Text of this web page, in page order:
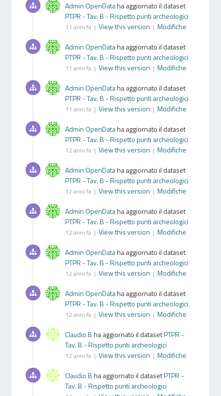
Admin OpenDataha aggiornato il dataset
PTPR - Tav. B - Rispetto punti archeologici
11 anni fa | View this version | Modifiche
Admin OpenDataha aggiornato il dataset
PTPR - Tav. B - Rispetto punti archeologici
11 anni fa | View this version | Modifiche
Admin OpenDataha aggiornato il dataset
PTPR - Tav. B - Rispetto punti archeologici
11 anni fa | View this version | Modifiche
Admin OpenDataha aggiornato il dataset
PTPR - Tav. B - Rispetto punti archeologici
12 anni fa | View this version | Modifiche
Admin OpenDataha aggiornato il dataset
PTPR - Tav. B - Rispetto punti archeologici
12 anni fa | View this version | Modifiche
Admin OpenDataha aggiornato il dataset
PTPR - Tav. B - Rispetto punti archeologici
12 anni fa | View this version | Modifiche
Admin OpenDataha aggiornato il dataset
PTPR - Tav. B - Rispetto punti archeologici
12 anni fa | View this version | Modifiche
Admin OpenDataha aggiornato il dataset
PTPR - Tav. B - Rispetto punti archeologici
12 anni fa | View this version | Modifiche
Claudio Bha aggiornato il datasetPTPR -
Tav. B - Rispetto punti archeologici
12 anni fa | View this version | Modifiche
Claudio Bha aggiornato il datasetPTPR -
Tav. B - Rispetto punti archeologici